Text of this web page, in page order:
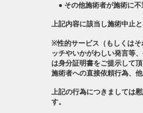
● その他施術者が施術に不
上記内容に該当し施術中止
※性的サービス（もしくは
ッチやいかがわしい発言等
は身分証明書をご提示して
施術者への直接依頼行為、
上記の行為につきましては
す。